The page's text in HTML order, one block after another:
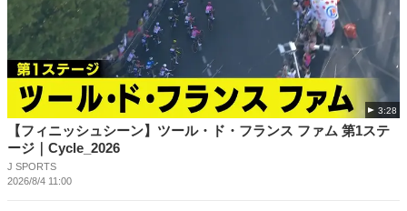
3:28
【フィニッシュシーン】ツール・ド・フランス ファム 第1ステ
ージ｜Cycle_2026
J SPORTS
2026/8/4 11:00